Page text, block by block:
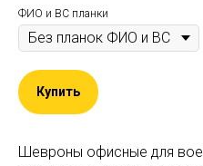
ФИО и ВС планки
Купить
Шевроны офисные для